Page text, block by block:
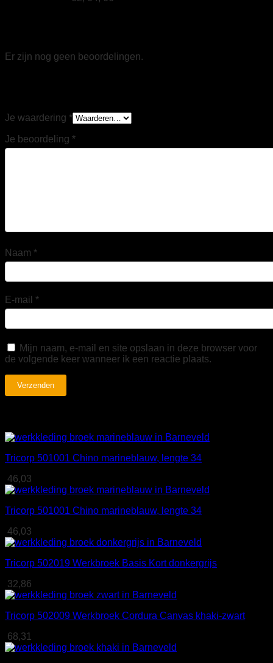
Er zijn nog geen beoordelingen.
Je waardering *
Je beoordeling *
Naam *
E-mail *
Mijn naam, e-mail en site opslaan in deze browser voor
de volgende keer wanneer ik een reactie plaats.
Tricorp 501001 Chino marineblauw, lengte 34
46,03
Tricorp 501001 Chino marineblauw, lengte 34
46,03
Tricorp 502019 Werkbroek Basis Kort donkergrijs
32,86
Tricorp 502009 Werkbroek Cordura Canvas khaki-zwart
68,31